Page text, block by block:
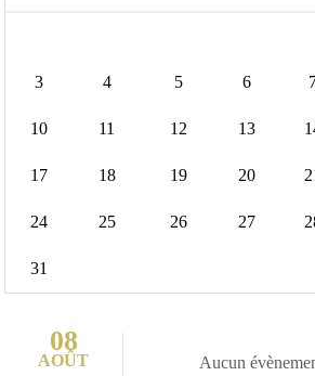
3 4 5 6
10 11 12 13
17 18 19 20
24 25 26 27
31
08
AOÛT Aucun